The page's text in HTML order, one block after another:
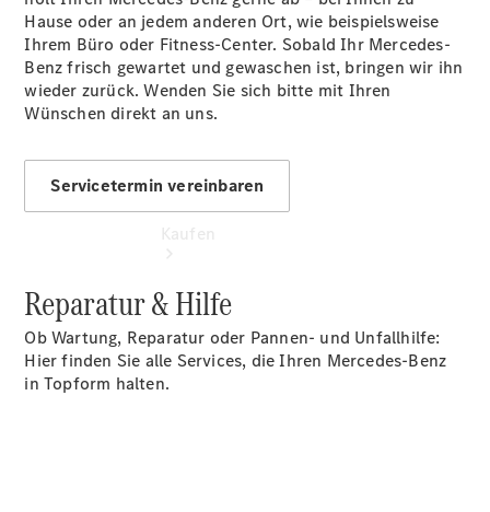
7031 74860
Hause oder an jedem anderen Ort, wie beispielsweise
Ihrem Büro oder Fitness-Center. Sobald Ihr Mercedes-
Benz frisch gewartet und gewaschen ist, bringen wir ihn
wieder zurück. Wenden Sie sich bitte mit Ihren
Wünschen direkt an uns.
Servicetermin vereinbaren
Reparatur & Hilfe
Ob Wartung, Reparatur oder Pannen- und Unfallhilfe:
Hier finden Sie alle Services, die Ihren Mercedes-Benz
in Topform halten.